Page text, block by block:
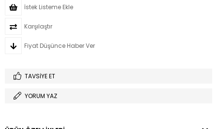
İstek Listeme Ekle
Karşılaştır
Fiyat Düşünce Haber Ver
TAVSIYE ET
YORUM YAZ